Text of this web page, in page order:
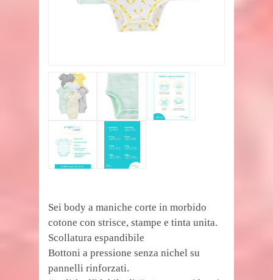
Sei body a maniche corte in morbido
cotone con strisce, stampe e tinta unita.
Scollatura espandibile
Bottoni a pressione senza nichel su
pannelli rinforzati.